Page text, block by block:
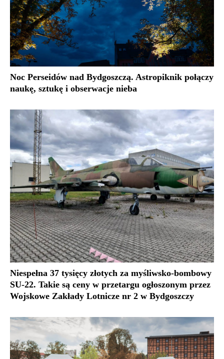
Noc Perseidów nad Bydgoszczą. Astropiknik połączy
naukę, sztukę i obserwacje nieba
Niespełna 37 tysięcy złotych za myśliwsko-bombowy
SU-22. Takie są ceny w przetargu ogłoszonym przez
Wojskowe Zakłady Lotnicze nr 2 w Bydgoszczy